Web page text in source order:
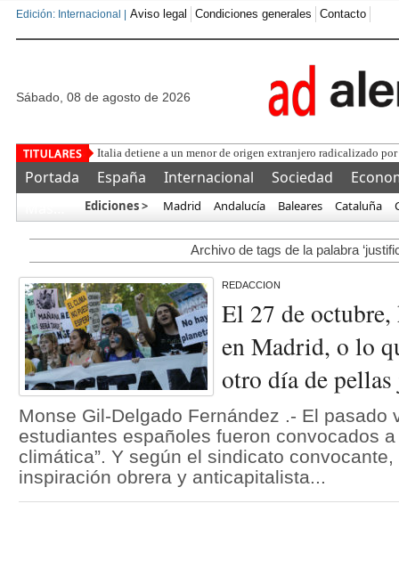
Edición: Internacional | Aviso legal Condiciones generales Contacto
sábado, 08 de agosto de 2026
Italia detiene a un menor de origen extranjero radicalizado
Portada España Internacional Sociedad
Ediciones > Madrid Andalucía Baleares Cataluña
Archivo de tags de la palabra
REDACCION
El 27 de
en Madrid, o lo
otro día de
Monse Gil-Delgado Fernández .- El pasado
estudiantes españoles fueron convocados a
climática”. Y según el sindicato
inspiración obrera y anticapitalista...